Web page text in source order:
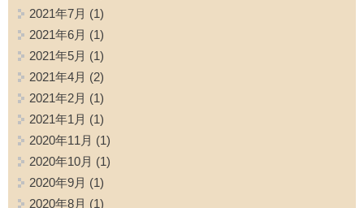
2021年7月 (1)
2021年6月 (1)
2021年5月 (1)
2021年4月 (2)
2021年2月 (1)
2021年1月 (1)
2020年11月 (1)
2020年10月 (1)
2020年9月 (1)
2020年8月 (1)